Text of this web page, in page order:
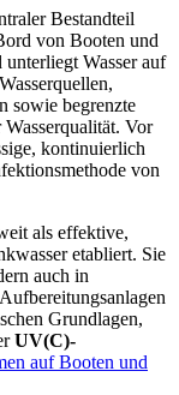
Bestandteil
von Booten und
Wasser auf
sowie begrenzte
Vor
kontinuierlich
von
als effektive,
etabliert. Sie
auch in
Grundlagen,
UV(C)-
auf Booten und